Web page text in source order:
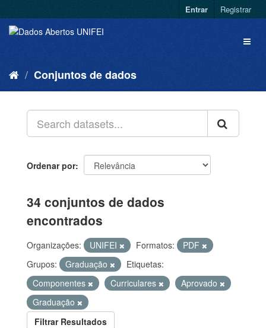
Entrar Registrar
Conjuntos de dados
Ordenar por
34 conjuntos de dados
encontrados
Organizações: UNIFEI Formatos:
PDF
Grupos:
Graduação
Etiquetas:
Componentes
Curriculares
Aprovado
Graduação
Filtrar Resultados